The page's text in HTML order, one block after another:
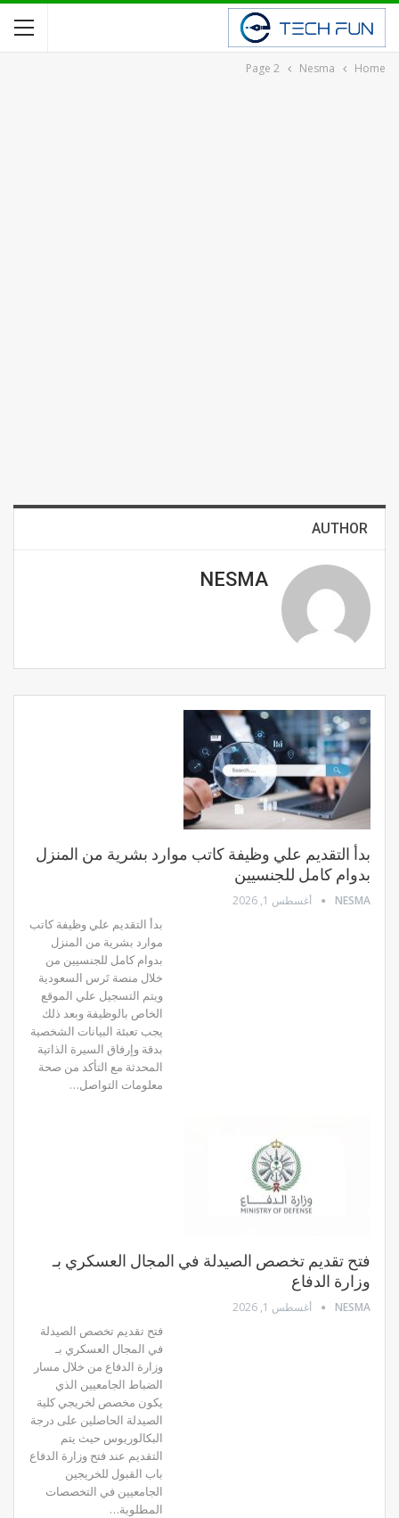
Home
Nesma
Page 2
AUTHOR
NESMA
بدأ التقديم علي وظيفة كاتب موارد بشرية من المنزل
بدوام كامل للجنسيين
NESMA أغسطس 1, 2026
بدأ التقديم علي وظيفة كاتب
موارد بشرية من المنزل
بدوام كامل للجنسيين من
خلال منصة تَرس السعودية
ويتم التسجيل علي الموقع
الخاص بالوظيفة وبعد ذلك
يجب تعبئة البيانات الشخصية
بدقة وإرفاق السيرة الذاتية
المحدثة مع التأكد من صحة
معلومات التواصل…
فتح تقديم تخصص الصيدلة في المجال العسكري بـ
وزارة الدفاع
NESMA أغسطس 1, 2026
فتح تقديم تخصص الصيدلة
في المجال العسكري بـ
وزارة الدفاع من خلال مسار
الضباط الجامعيين الذي
يكون مخصص لخريجي كلية
الصيدلة الحاصلين على درجة
البكالوريوس حيث يتم
التقديم عند فتح وزارة الدفاع
باب القبول للخريجين
الجامعيين في التخصصات
المطلوبة…